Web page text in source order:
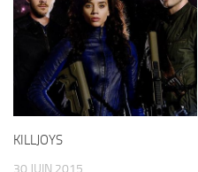
KILLJOYS
30 JUIN 2015